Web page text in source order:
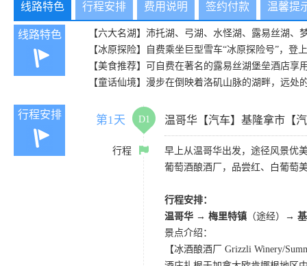
线路特色 行程安排 费用说明 签约付款 温馨提
线路特色
【六大名湖】沛托湖、弓湖、水怪湖、露易丝湖
【冰原探险】自费乘坐巨型雪车“冰原探险号”，登
【美食推荐】可自费在著名的露易丝湖堡垒酒店享
【童话仙境】漫步在倒映着洛矶山脉的湖畔，远
行程安排 第1天 D1 温哥华【汽车】基隆拿市【
行程
早上从温哥华出发，途径风景优
葡萄酒酿酒厂，品尝红、白葡萄
行程安排：
温哥华 → 梅里特镇 （途经）
→
景点介绍：
【冰酒酿酒厂 Grizzli Winery/